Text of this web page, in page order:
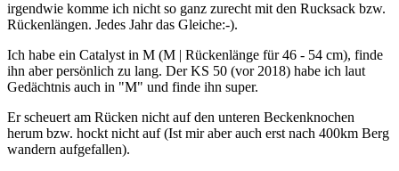
irgendwie komme ich nicht so ganz zurecht mit den Rucksack bzw.
Rückenlängen. Jedes Jahr das Gleiche:-).
Ich habe ein Catalyst in M (M | Rückenlänge für 46 - 54 cm), finde
ihn aber persönlich zu lang. Der KS 50 (vor 2018) habe ich laut
Gedächtnis auch in "M" und finde ihn super.
Er scheuert am Rücken nicht auf den unteren Beckenknochen
herum bzw. hockt nicht auf (Ist mir aber auch erst nach 400km Berg
wandern aufgefallen).